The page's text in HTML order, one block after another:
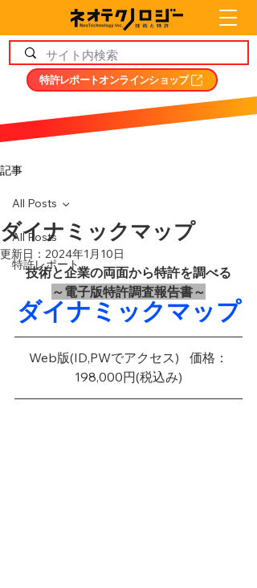
特許レポートオンラインショップ
記事
All Posts
特許レポート
All Posts
ダイナミックマップ
更新日： 2024年1月10日
技術と企業の両面から特許を調べる
～電子版特許調査報告書～
ダイナミックマップ
Web版(ID,PWでアクセス)	価格：
198,000円(税込み)